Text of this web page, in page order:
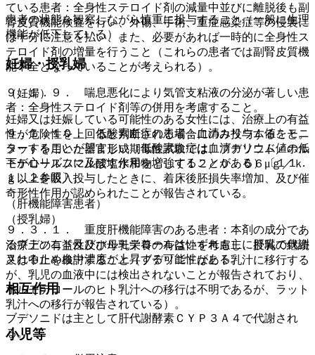
患者の状態を観察しながら慎重に投与すること（一般に生理
機能が低下している）。
妊婦・授乳婦
（妊婦）
妊婦又は妊娠している可能性のある女性には、治療上の有益
性が危険性を上回ると判断される場合にのみ投与すること。
ラットを用いた器官形成期毒性試験では、ブデソニド／ホル
モテロールフマル酸塩水和物として１２／０．６６μｇ／ｋ
ｇ以上を吸入投与したときに、着床後胚損失率増加、及び催
奇形性作用が認められたことが報告されている。
（授乳婦）
治療上の有益性及び母乳栄養の有益性を考慮し、授乳の継続
又は中止を検討すること（ブデソニドはヒト乳汁に移行する
が、乳児の血液中には検出されないことが報告されており、
ホルモテロールのヒト乳汁への移行は不明であるが、ラット
乳汁への移行が報告されている）。
小児等
ている患者：全身性ステロイド剤の減量中並びに離脱後も副
腎皮質機能検査を行い、外傷、手術、重症感染症等の侵襲に
は十分に注意を払い、また、必要があれば一時的に全身性ス
テロイド剤の増量を行うこと（これらの患者では副腎皮質機
能不全となっていることが考えられる）。
９．１．９． 喘息悪化により気管支粘液の分泌が著しい患
者：全身性ステロイド剤等の併用を考慮すること。
９．１．１０． 低酸素血症の患者：血清カリウム値をモニ
ターすることが望ましい（低酸素血症は血清カリウム値の低
下が心リズムに及ぼす作用を増強することがある）〔１１．
１．２参照〕。
（肝機能障害患者）
９．３．１． 重度肝機能障害のある患者：本剤の成分であ
るブデソニド及びホルモテロールはいずれも主に肝臓で代謝
されるため血中濃度が上昇する可能性がある。
相互作用
ブデソニドは主として肝代謝酵素ＣＹＰ３Ａ４で代謝され
る。